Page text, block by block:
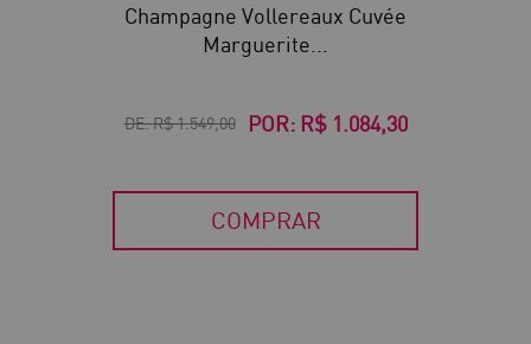
Champagne Vollereaux Cuvée
Marguerite...
DE:R$ 1.549,00 POR: R$ 1.084,30
COMPRAR